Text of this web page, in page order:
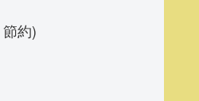
約)